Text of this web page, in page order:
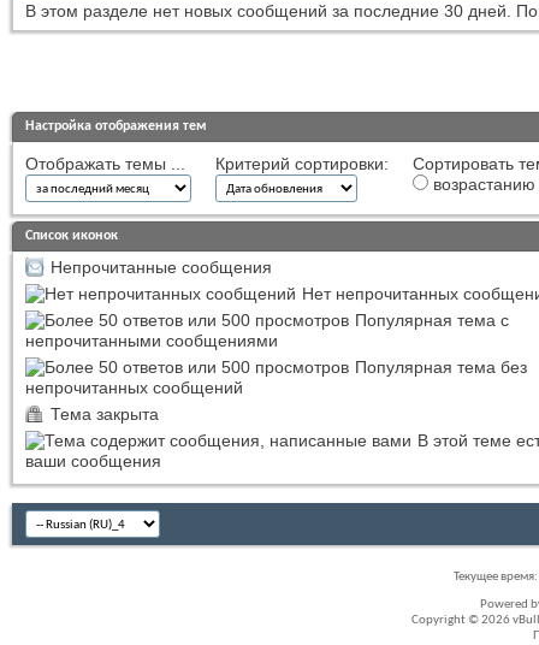
В этом разделе нет новых сообщений за последние 30 дней.
Настройка отображения тем
Отображать темы ... Критерий сортировки:
Сортировать
возрастанию
Список иконок
Непрочитанные сообщения
Нет непрочитанных
Популярная тема с
непрочитанными сообщениями
Популярная тема без
непрочитанных сообщений
Тема закрыта
В этой теме
ваши сообщения
Текущее время:
Powered
Copyright © 2026